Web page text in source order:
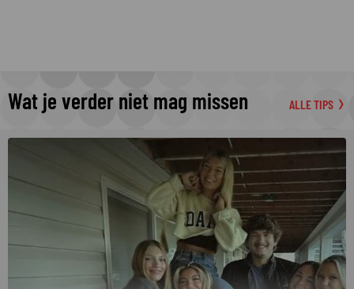
Wat je verder niet mag missen ALLE TIPS